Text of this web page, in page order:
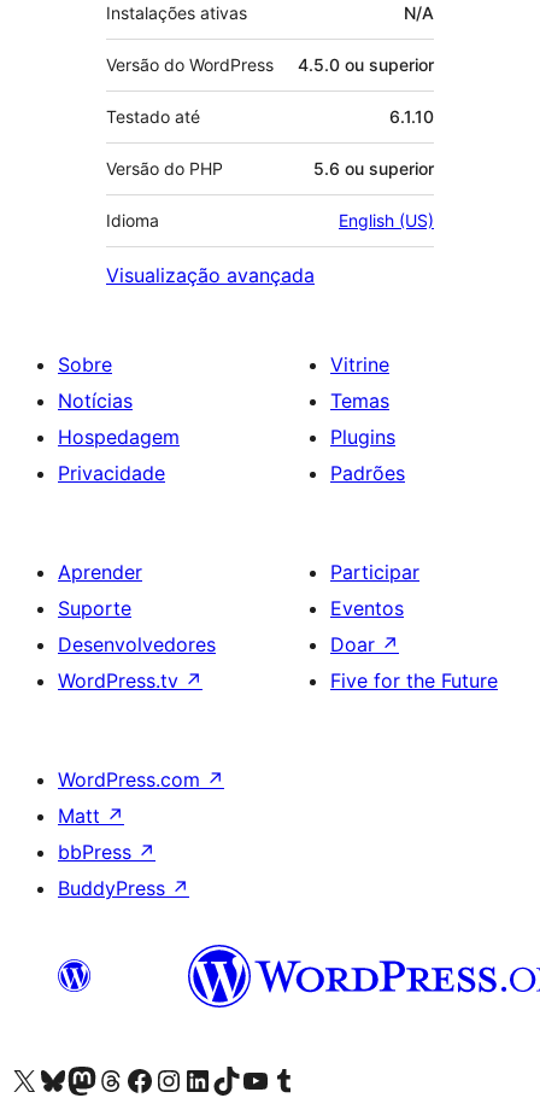
Instalações ativas N/A
Versão do WordPress 4.5.0 ou superior
Testado até 6.1.10
Versão do PHP 5.6 ou superior
Idioma English (US)
Visualização avançada
Sobre
Notícias
Hospedagem
Privacidade
Vitrine
Temas
Plugins
Padrões
Aprender
Suporte
Desenvolvedores
WordPress.tv ↗
Participar
Eventos
Doar ↗
Five for the Future
WordPress.com ↗
Matt ↗
bbPress ↗
BuddyPress ↗
Acessar nossa conta do X (antigo Twitter)
Acessar nossa conta do Bluesky
Acessar nossa conta do Mastodon
Acessar nossa conta do Threads
Acessar nossa página do Facebook
Acessar nossa conta do Instagram
Acessar nossa conta do LinkedIn
Acessar nossa conta do TikTok
Acessar nosso canal do YouTube
Acessar nossa conta no Tumblr